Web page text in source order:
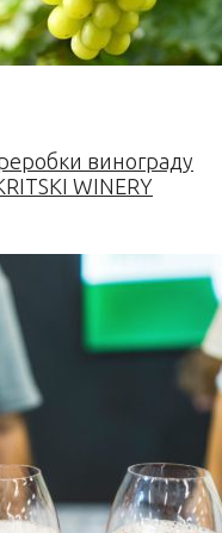
винограду
WINERY